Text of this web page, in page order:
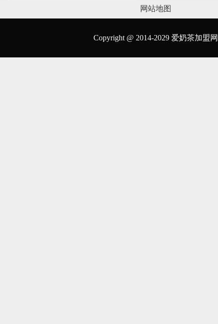
网站地图
Copyright @ 2014-2029 爱奶茶加盟网